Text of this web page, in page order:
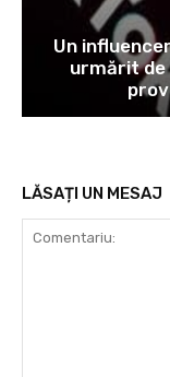
Un
urmărit de
LĂSAȚI UN MESAJ